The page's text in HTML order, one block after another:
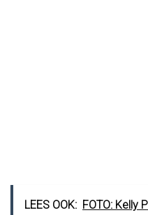
LEES OOK: FOTO: Kelly